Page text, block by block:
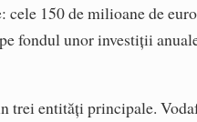
150 de milioane de
fondul unor investiții
trei entități principale.